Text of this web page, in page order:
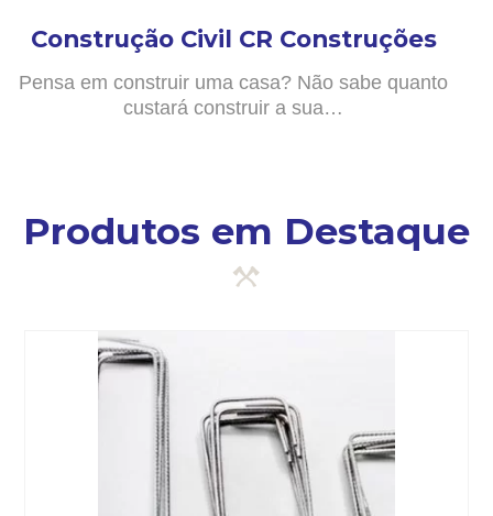
Construção Civil CR Construções
Pensa em construir uma casa? Não sabe quanto
custará construir a sua…
Produtos em Destaque